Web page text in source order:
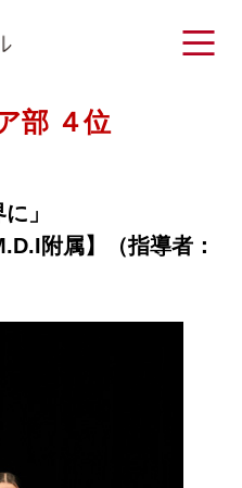
部 ４位
」
附属】（指導者：